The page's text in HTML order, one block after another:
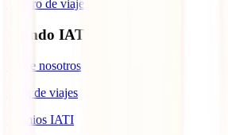
Seguro de viaje a Canadá
Mundo IATI
Sobre nosotros
Blog de viajes
Premios IATI